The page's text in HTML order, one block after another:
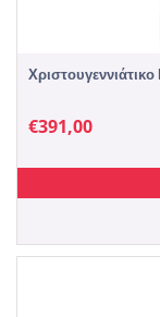
Χριστουγεννιάτικο
€391,00